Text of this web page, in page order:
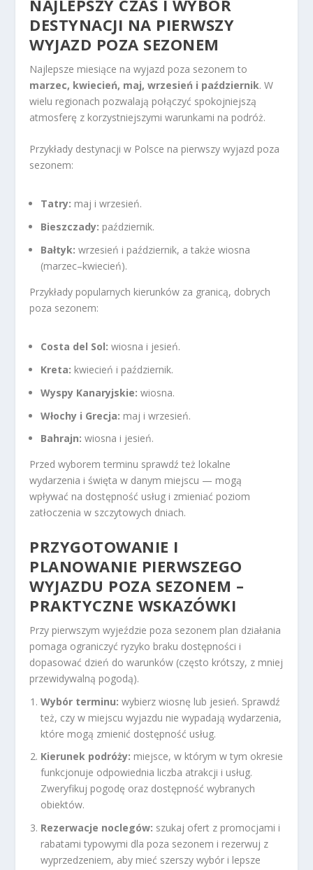
NAJLEPSZY CZAS I WYBÓR
DESTYNACJI NA PIERWSZY
WYJAZD POZA SEZONEM
Najlepsze miesiące na wyjazd poza sezonem to
marzec, kwiecień, maj, wrzesień i październik. W
wielu regionach pozwalają połączyć spokojniejszą
atmosferę z korzystniejszymi warunkami na podróż.
Przykłady destynacji w Polsce na pierwszy wyjazd poza
sezonem:
Tatry: maj i wrzesień.
Bieszczady: październik.
Bałtyk: wrzesień i październik, a także wiosna
(marzec–kwiecień).
Przykłady popularnych kierunków za granicą, dobrych
poza sezonem:
Costa del Sol: wiosna i jesień.
Kreta: kwiecień i październik.
Wyspy Kanaryjskie: wiosna.
Włochy i Grecja: maj i wrzesień.
Bahrajn: wiosna i jesień.
Przed wyborem terminu sprawdź też lokalne
wydarzenia i święta w danym miejscu — mogą
wpływać na dostępność usług i zmieniać poziom
zatłoczenia w szczytowych dniach.
PRZYGOTOWANIE I
PLANOWANIE PIERWSZEGO
WYJAZDU POZA SEZONEM –
PRAKTYCZNE WSKAZÓWKI
Przy pierwszym wyjeździe poza sezonem plan działania
pomaga ograniczyć ryzyko braku dostępności i
dopasować dzień do warunków (często krótszy, z mniej
przewidywalną pogodą).
Wybór terminu: wybierz wiosnę lub jesień. Sprawdź
też, czy w miejscu wyjazdu nie wypadają wydarzenia,
które mogą zmienić dostępność usług.
Kierunek podróży: miejsce, w którym w tym okresie
funkcjonuje odpowiednia liczba atrakcji i usług.
Zweryfikuj pogodę oraz dostępność wybranych
obiektów.
Rezerwacje noclegów: szukaj ofert z promocjami i
rabatami typowymi dla poza sezonem i rezerwuj z
wyprzedzeniem, aby mieć szerszy wybór i lepsze